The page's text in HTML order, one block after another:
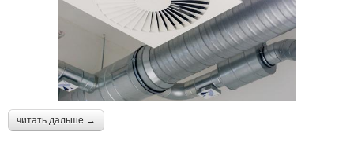
читать дальше →